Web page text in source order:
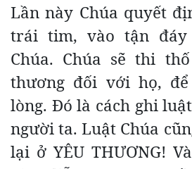
Lần này Chúa quyết
trái tim, vào tận đáy
Chúa. Chúa sẽ thi
thương đối với họ,
lòng. Đó là cách ghi
người ta. Luật Chúa
lại ở YÊU THƯƠNG!